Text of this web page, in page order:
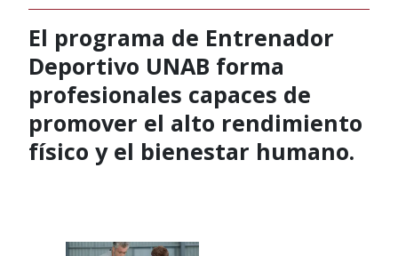
El programa de Entrenador
Deportivo UNAB forma
profesionales capaces de
promover el alto rendimiento
físico y el bienestar humano.